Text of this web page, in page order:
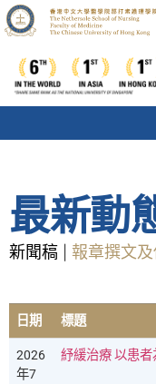
最新動
新聞稿 報章撰文
日期 標題
2026
年7
紓緩治療 以患者